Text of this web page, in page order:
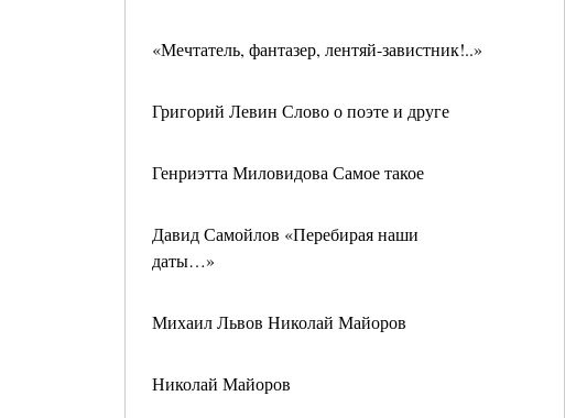
«Мечтатель, фантазер, лентяй-завистник!..»
Григорий Левин Слово о поэте и друге
Генриэтта Миловидова Самое такое
Давид Самойлов «Перебирая наши
даты…»
Михаил Львов Николай Майоров
Николай Майоров